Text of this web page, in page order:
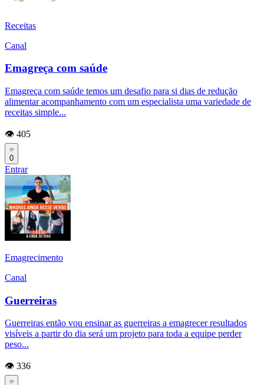
Receitas
Canal
Emagreça com saúde
Emagreça com saúde temos um desafio para si dias de redução
alimentar acompanhamento com um especialista uma variedade de
receitas simple...
👁️ 405
0
Entrar
Emagrecimento
Canal
Guerreiras
Guerreiras então vou ensinar as guerreiras a emagrecer resultados
visíveis a partir do dia será um projeto para toda a equipe perder
peso...
👁️ 336